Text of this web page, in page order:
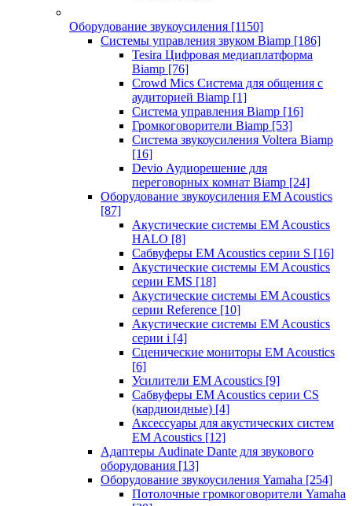
Оборудование звукоусиления [1150]
Системы управления звуком Biamp [186]
Tesira Цифровая медиаплатформа
Biamp [76]
Crowd Mics Система для общения с
аудиторией Biamp [1]
Система управления Biamp [16]
Громкоговорители Biamp [53]
Система звукоусиления Voltera Biamp
[16]
Devio Аудиорешение для
переговорных комнат Biamp [24]
Оборудование звукоусиления EM Acoustics
[87]
Акустические системы EM Acoustics
HALO [8]
Сабвуферы EM Acoustics серии S [16]
Акустические системы EM Acoustics
серии EMS [18]
Акустические системы EM Acoustics
серии Reference [10]
Акустические системы EM Acoustics
серии i [4]
Сценические мониторы EM Acoustics
[6]
Усилители EM Acoustics [9]
Сабвуферы EM Acoustics серии CS
(кардиоидные) [4]
Аксессуары для акустических систем
EM Acoustics [12]
Адаптеры Audinate Dante для звукового
оборудования [13]
Оборудование звукоусиления Yamaha [254]
Потолочные громкоговорители Yamaha